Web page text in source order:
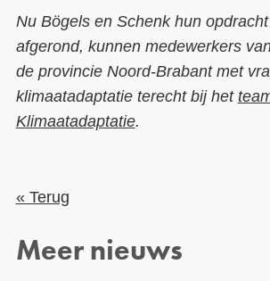
Nu Bögels en Schenk hun
afgerond, kunnen medewerkers
de provincie Noord-Brabant met
klimaatadaptatie terecht bij het
Klimaatadaptatie.
« Terug
Meer nieuws